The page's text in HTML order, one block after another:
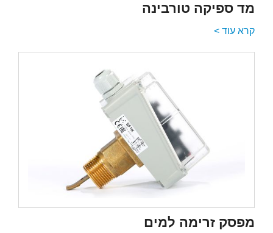
מד ספיקה טורבינה
קרא עוד >
מפסק זרימה למים